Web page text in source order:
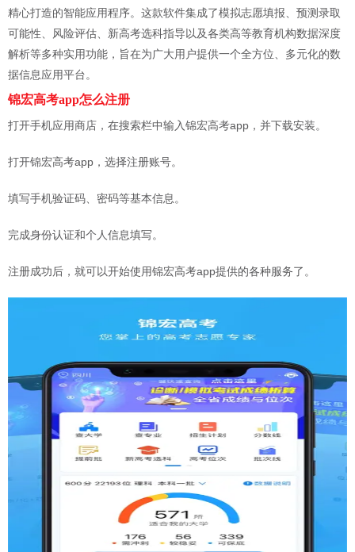
精心打造的智能应用程序。这款软件集成了模拟志愿填报、预测录取
可能性、风险评估、新高考选科指导以及各类高等教育机构数据深度
解析等多种实用功能，旨在为广大用户提供一个全方位、多元化的数
据信息应用平台。
锦宏高考app怎么注册
打开手机应用商店，在搜索栏中输入锦宏高考app，并下载安装。
打开锦宏高考app，选择注册账号。
填写手机验证码、密码等基本信息。
完成身份认证和个人信息填写。
注册成功后，就可以开始使用锦宏高考app提供的各种服务了。